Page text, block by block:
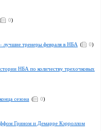
( 0)
тренеры февраля в НБА ( 0)
НБА по количеству трехочковых
сезона ( 0)
Грином и Демарре Кэрроллом